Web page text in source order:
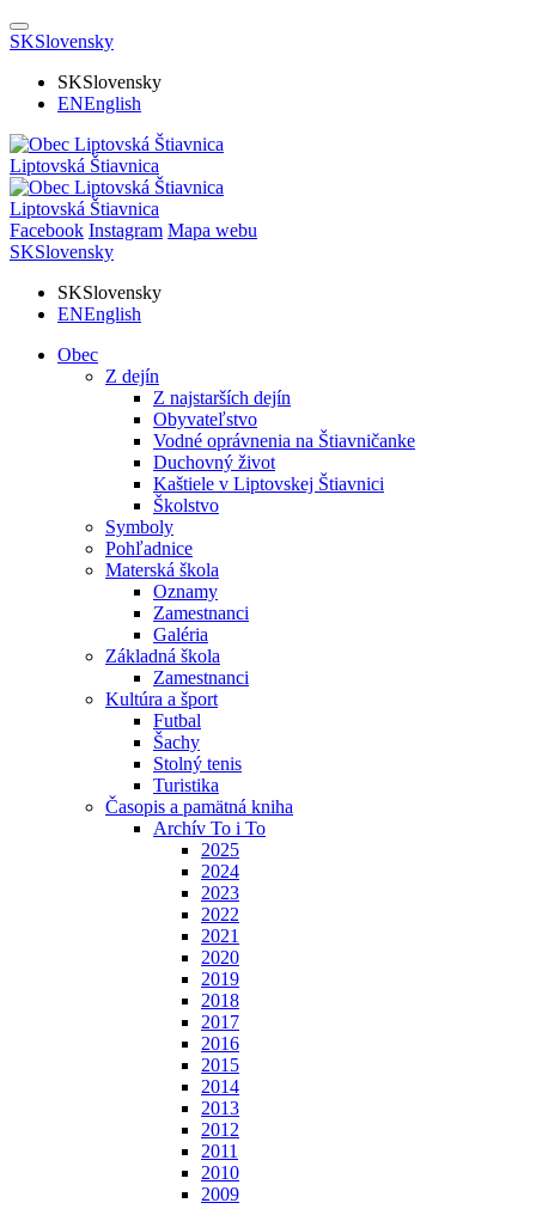
SKSlovensky
SKSlovensky
ENEnglish
Liptovská Štiavnica
Liptovská Štiavnica
Facebook Instagram Mapa webu
SKSlovensky
SKSlovensky
ENEnglish
Obec
Z dejín
Z najstarších dejín
Obyvateľstvo
Vodné oprávnenia na Štiavničanke
Duchovný život
Kaštiele v Liptovskej Štiavnici
Školstvo
Symboly
Pohľadnice
Materská škola
Oznamy
Zamestnanci
Galéria
Základná škola
Zamestnanci
Kultúra a šport
Futbal
Šachy
Stolný tenis
Turistika
Časopis a pamätná kniha
Archív To i To
2025
2024
2023
2022
2021
2020
2019
2018
2017
2016
2015
2014
2013
2012
2011
2010
2009